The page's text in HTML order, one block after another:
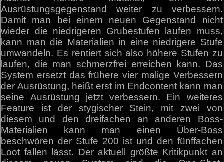
Ausrüstungsgegenstand weiter zu verbessern.
Damit man bei einem neuen Gegenstand nicht
wieder die niedrigeren Grubestufen laufen muss,
kann man die Materialien in eine niedrigere Stufe
umwandeln. Es rentiert sich also höhere Stufen zu
laufen, die man schmerzfrei erreichen kann. Das
System ersetzt das frühere vier malige Verbessern
der Ausrüstung, heißt erst im Endcontent kann man
seine Ausrüstung jetzt verbessern. Ein weiteres
Feature ist der stygischer Stein, mit zwei von
diesem und den dreifachen an anderen Boss-
Materialien kann man einen Über-Boss
beschwören der Stufe 200 ist und den fünffachen
Loot fallen lässt. Der aktuell größte Kritikpunkt an